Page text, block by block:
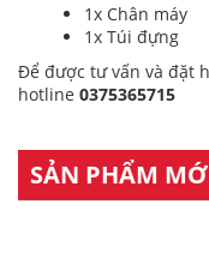
1x Chân máy
1x Túi đựng
Để được tư vấn và đặt
hotline 0375365715
SẢN PHẨM